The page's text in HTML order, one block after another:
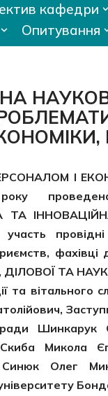
кафедри
Опитування
І
ТА
провідні
ТА
вітального
ради
Скиба Микола
Синюк Олег